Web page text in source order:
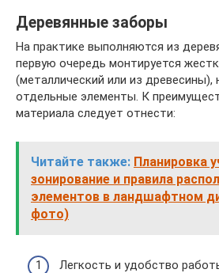
Деревянные заборы
На практике выполняются из
первую очередь монтируется
(металлический или из древесины),
отдельные элементы. К
материала следует отнести:
Читайте также: Планировка
зонирование и правила
элементов в ландшафтном
фото)
Легкость и удобство